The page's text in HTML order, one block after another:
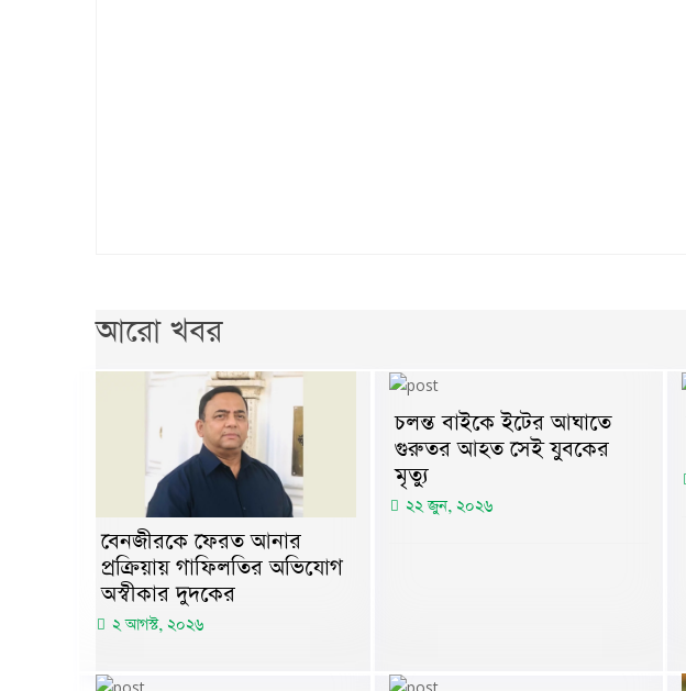
আরো খবর
বেনজীরকে ফেরত আনার
প্রক্রিয়ায় গাফিলতির অভিযোগ
অস্বীকার দুদকের
২ আগস্ট, ২০২৬
চলন্ত বাইকে ইটের আঘাতে
গুরুতর আহত সেই যুবকের
মৃত্যু
২২ জুন, ২০২৬